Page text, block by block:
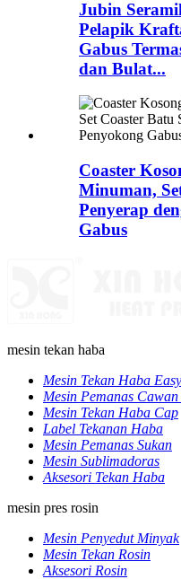
Jubin
Pelapik
Gabus
dan Bulat...
Coaster
Minuman,
Penyerap
Gabus
mesin tekan haba
Mesin Tekan Haba
Mesin Pemanas
Mesin Tekan Haba Cap
Label Tekanan Haba
Mesin Pemanas Sukan
Mesin Sublimadoras
Aksesori Tekan Haba
mesin pres rosin
Mesin Penyedut Minyak
Mesin Tekan Rosin
Aksesori Rosin